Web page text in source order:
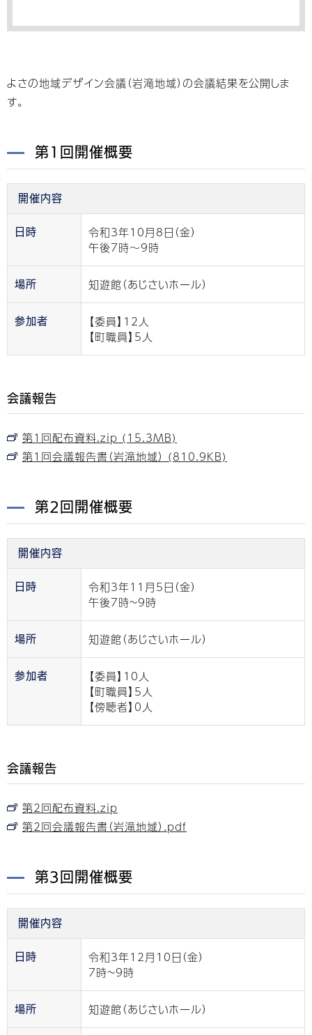
よさの地域デザイン会議（岩滝地域）の会議結果を公開しま
す。
第1回開催概要
開催内容
日時
令和3年10月8日（金）
午後7時～9時
場所 知遊館（あじさいホール）
参加者
【委員】12人
【町職員】5人
会議報告
第1回配布資料.zip (15.3MB)
第1回会議報告書（岩滝地域） (810.9KB)
第2回開催概要
開催内容
日時
令和3年11月5日（金）
午後7時~9時
場所 知遊館（あじさいホール）
参加者
【委員】10人
【町職員】5人
【傍聴者】0人
会議報告
第2回配布資料.zip
第2回会議報告書（岩滝地域）.pdf
第3回開催概要
開催内容
日時
令和3年12月10日（金）
7時~9時
場所 知遊館（あじさいホール）